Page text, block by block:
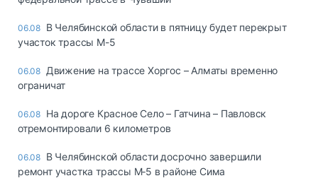
06.08 В Челябинской области в пятницу будет перекрыт
участок трассы М-5
06.08 Движение на трассе Хоргос – Алматы временно
ограничат
06.08 На дороге Красное Село – Гатчина – Павловск
отремонтировали 6 километров
06.08 В Челябинской области досрочно завершили
ремонт участка трассы М‑5 в районе Сима